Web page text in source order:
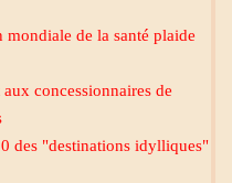
de la santé plaide
concessionnaires de
des "destinations idylliques"